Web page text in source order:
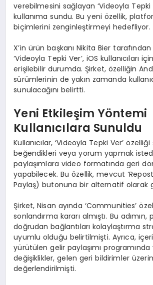
verebilmesini sağlayan ‘Videoyla Tepki
kullanıma sundu. Bu yeni özellik,
biçimlerini zenginleştirmeyi hedefliyor.
X’in ürün başkanı Nikita Bier
‘Videoyla Tepki Ver’, iOS kullanıcıları
erişilebilir durumda. Şirket, özelliğin
sürümlerinin de yakın zamanda
sunulacağını belirtti.
Yeni Etkileşim Yöntemi
Kullanıcılara Sunuldu
Kullanıcılar, ‘Videoyla Tepki Ver’
beğendikleri veya yorum yapmak
paylaşımlara video formatında geri
yapabilecek. Bu özellik, mevcut
Paylaş) butonuna bir alternatif olarak
Şirket, Nisan ayında ‘Communities’
sonlandırma kararı almıştı. Bu
doğrudan bağlantıları kolaylaştırma
uyumlu olduğu belirtilmişti. Ayrıca,
yürütülen gelir paylaşımı programında
değişiklikler, gelen geri bildirimler
değerlendirilmişti.